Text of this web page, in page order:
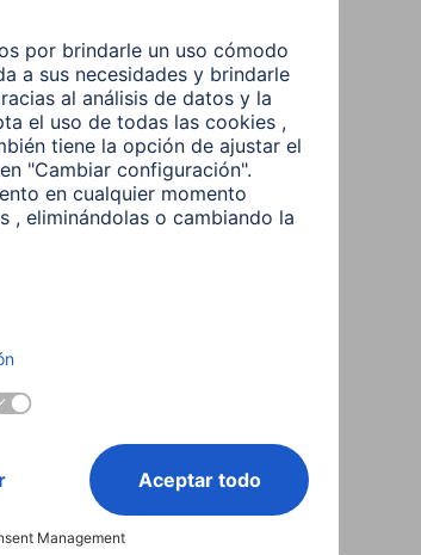
Hama Divisor audio, con.
6,99 EUR